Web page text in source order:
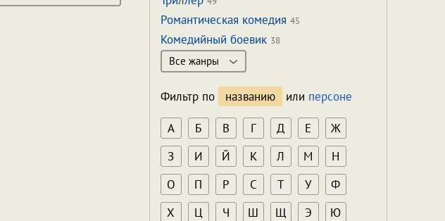
Романтическая комедия 45
Комедийный боевик 38
Все жанры
Фильтр по названию или персоне
А Б В Г Д Е
Ж
З
И Й К Л М
Н
О
П Р С Т У
Ф
Х
Ц Ч Ш Щ Э
Ю